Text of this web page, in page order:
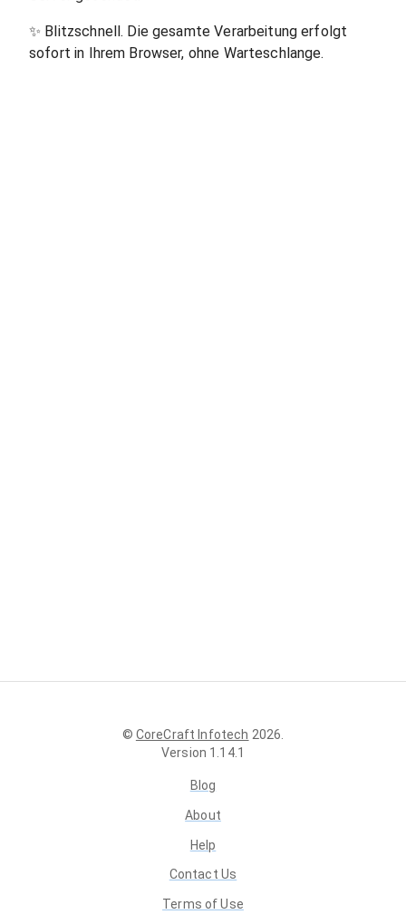
✨ Blitzschnell. Die gesamte Verarbeitung erfolgt
sofort in Ihrem Browser, ohne Warteschlange.
© CoreCraft Infotech 2026
Version 1.14.1
Blog
About
Help
Contact Us
Terms of Use